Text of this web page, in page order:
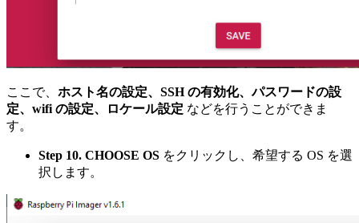
ここで、 ホスト名の設定、SSH の有効化、パスワードの設
定、wifi の設定、ロケール設定 などを行うことができま
す。
Step 10. CHOOSE OS をクリックし、希望する OS を選
択します。